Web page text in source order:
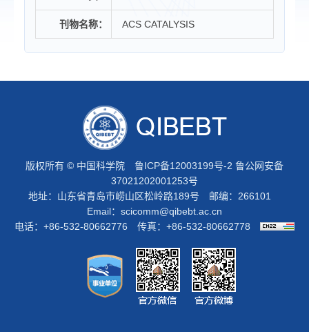
刊物名称： ACS CATALYSIS
版权所有 © 中国科学院 鲁ICP备12003199号-2 鲁公网安备
37021202001253号
地址：山东省青岛市崂山区松岭路189号 邮编：266101
Email： scicomm@qibebt.ac.cn
电话：+86-532-80662776 传真：+86-532-80662778